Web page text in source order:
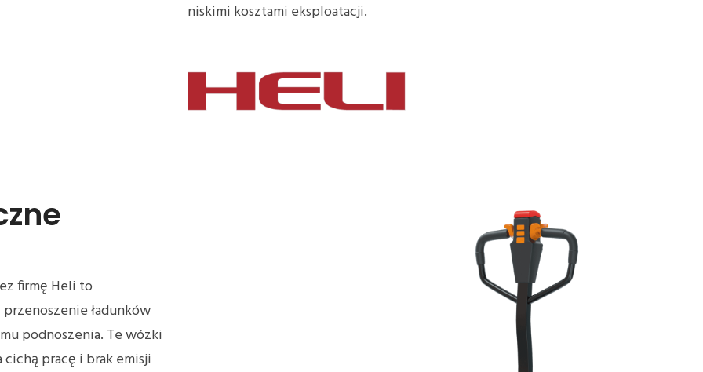
niskimi kosztami eksploatacji.
firmę Heli to
ładunków
podnoszenia. Te wózki
pracę i brak emisji